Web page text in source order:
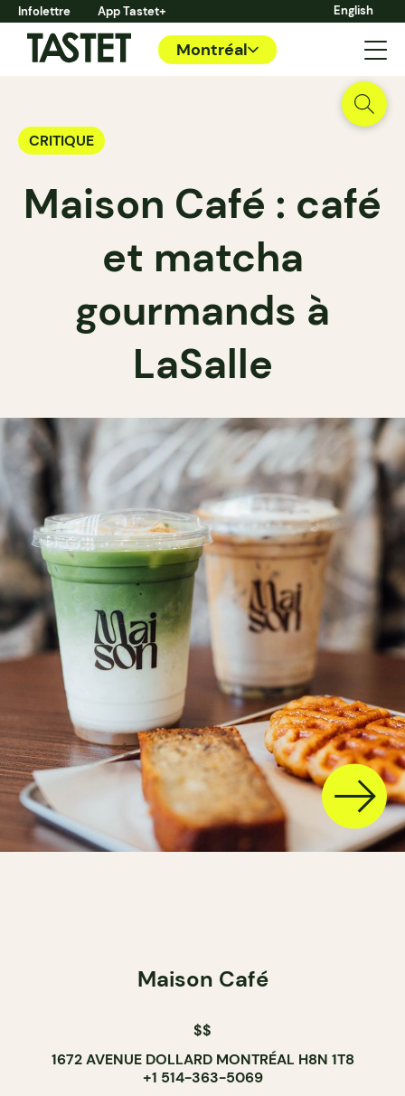
Infolettre App Tastet+ English
Montréal
CRITIQUE
Maison Café : café
et matcha
gourmands à
LaSalle
Maison Café
$$
1672 AVENUE DOLLARD MONTRÉAL H8N 1T8
+1 514-363-5069